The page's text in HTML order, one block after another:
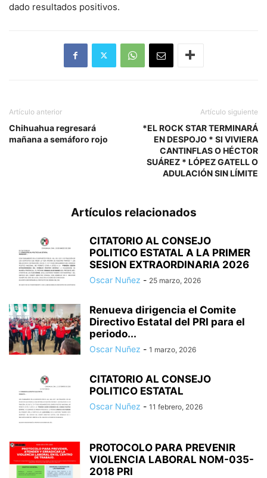
dado resultados positivos.
Artículo anterior
Chihuahua regresará
mañana a semáforo rojo
Artículo siguiente
*EL ROCK STAR TERMINARÁ
EN DESPOJO * SI VIVIERA
CANTINFLAS O HÉCTOR
SUÁREZ * LÓPEZ GATELL O
ADULACIÓN SIN LÍMITE
Artículos relacionados
CITATORIO AL CONSEJO
POLITICO ESTATAL A LA PRIMER
SESION EXTRAORDINARIA 2026
Oscar Nuñez - 25 marzo, 2026
Renueva dirigencia el Comite
Directivo Estatal del PRI para el
periodo...
Oscar Nuñez - 1 marzo, 2026
CITATORIO AL CONSEJO
POLITICO ESTATAL
Oscar Nuñez - 11 febrero, 2026
PROTOCOLO PARA PREVENIR
VIOLENCIA LABORAL NOM-035-
2018 PRI